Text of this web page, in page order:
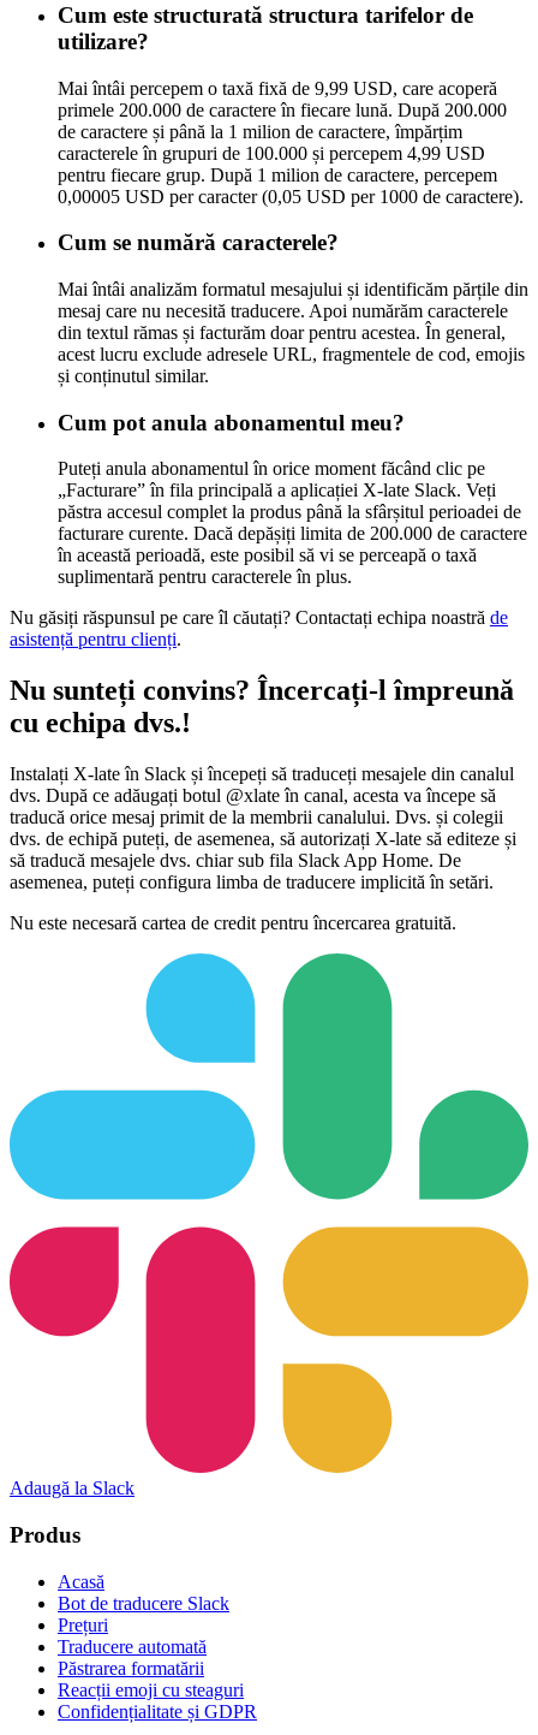
Cum este structurată structura tarifelor de
utilizare?
Mai întâi percepem o taxă fixă de 9,99 USD, care acoperă
primele 200.000 de caractere în fiecare lună. După 200.000
de caractere și până la 1 milion de caractere, împărțim
caracterele în grupuri de 100.000 și percepem 4,99 USD
pentru fiecare grup. După 1 milion de caractere, percepem
0,00005 USD per caracter (0,05 USD per 1000 de caractere).
Cum se numără caracterele?
Mai întâi analizăm formatul mesajului și identificăm părțile din
mesaj care nu necesită traducere. Apoi numărăm caracterele
din textul rămas și facturăm doar pentru acestea. În general,
acest lucru exclude adresele URL, fragmentele de cod, emojis
și conținutul similar.
Cum pot anula abonamentul meu?
Puteți anula abonamentul în orice moment făcând clic pe
„Facturare” în fila principală a aplicației X-late Slack. Veți
păstra accesul complet la produs până la sfârșitul perioadei de
facturare curente. Dacă depășiți limita de 200.000 de caractere
în această perioadă, este posibil să vi se perceapă o taxă
suplimentară pentru caracterele în plus.
Nu găsiți răspunsul pe care îl căutați? Contactați echipa noastră de
asistență pentru clienți.
Nu sunteți convins? Încercați-l împreună
cu echipa dvs.!
Instalați X-late în Slack și începeți să traduceți mesajele din canalul
dvs. După ce adăugați botul @xlate în canal, acesta va începe să
traducă orice mesaj primit de la membrii canalului. Dvs. și colegii
dvs. de echipă puteți, de asemenea, să autorizați X-late să editeze și
să traducă mesajele dvs. chiar sub fila Slack App Home. De
asemenea, puteți configura limba de traducere implicită în setări.
Nu este necesară cartea de credit pentru încercarea gratuită.
Adaugă la Slack
Produs
Acasă
Bot de traducere Slack
Prețuri
Traducere automată
Păstrarea formatării
Reacții emoji cu steaguri
Confidențialitate și GDPR